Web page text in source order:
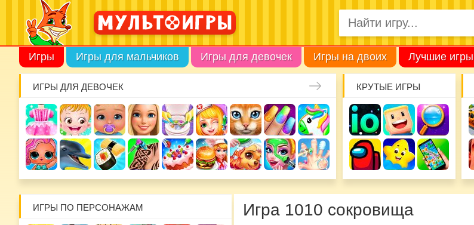
Игры Игры для мальчиков Игры для девочек Игры на двоих Лучшие игры
ИГРЫ ДЛЯ ДЕВОЧЕК КРУТЫЕ ИГРЫ
ИГРЫ ПО ПЕРСОНАЖАМ Игра 1010 сокровища